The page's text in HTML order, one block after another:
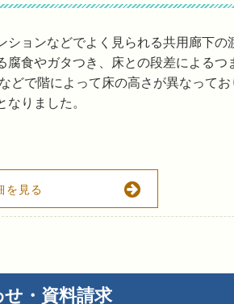
ションなどでよく見られる共用廊下の
腐食やガタつき、床との段差によるつ
どで階によって床の高さが異なって
りました。
を見る
・資料請求